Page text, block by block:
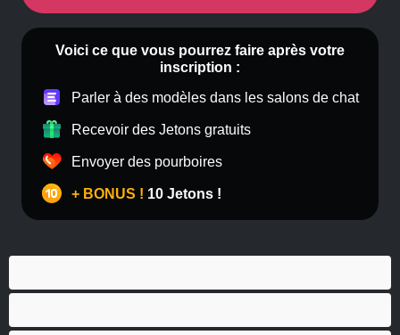
Voici ce que vous pourrez faire après votre
inscription :
Parler à des modèles dans les salons de chat
Recevoir des Jetons gratuits
Envoyer des pourboires
+ BONUS ! 10 Jetons !